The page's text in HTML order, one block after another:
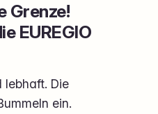
Grenze!
EUREGIO
lebhaft. Die
ein.